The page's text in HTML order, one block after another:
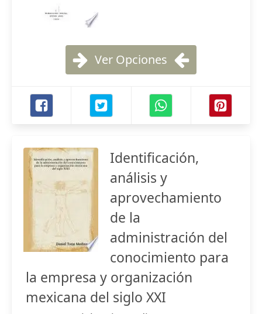
Ver Opciones
Identificación,
análisis y
aprovechamiento
de la
administración del
conocimiento para
la empresa y organización
mexicana del siglo XXI